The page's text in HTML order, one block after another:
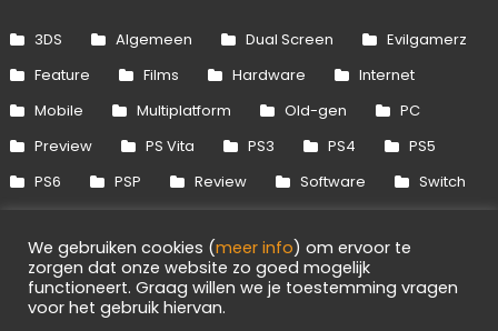
3DS Algemeen Dual Screen
Evilgamerz
Feature
Films Hardware
Internet
Mobile
Multiplatform Old-gen
PC
Preview
PS Vita PS3 PS4
PS5
PS6
PSP Review Software
Switch
Xbox 360
Xbox One Xbox Series
We gebruiken cookies (meer info) om ervoor te
zorgen dat onze website zo goed mogelijk
functioneert. Graag willen we je toestemming vragen
voor het gebruik hiervan.